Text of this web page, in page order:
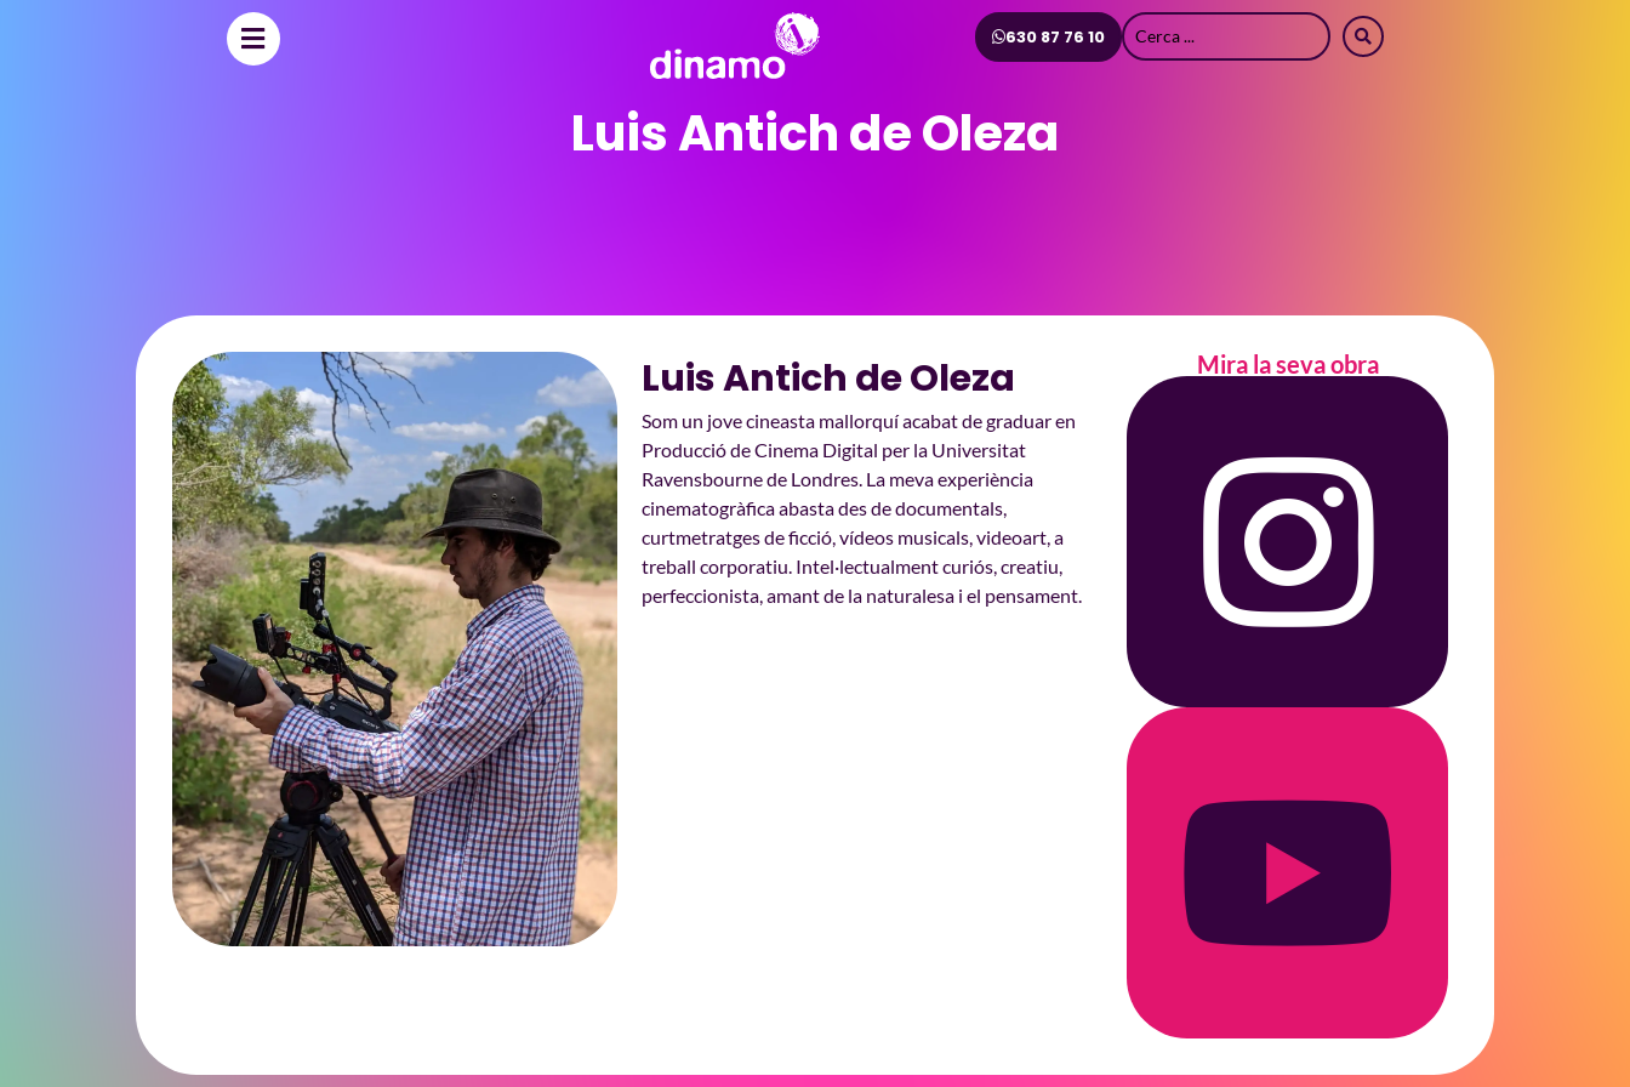
630 87 76 10
Luis Antich de Oleza
Luis Antich de Oleza
Som un jove cineasta mallorquí acabat de graduar en
Producció de Cinema Digital per la Universitat
Ravensbourne de Londres. La meva experiència
cinematogràfica abasta des de documentals,
curtmetratges de ficció, vídeos musicals, videoart, a
treball corporatiu. Intel·lectualment curiós, creatiu,
perfeccionista, amant de la naturalesa i el pensament.
Mira la seva obra